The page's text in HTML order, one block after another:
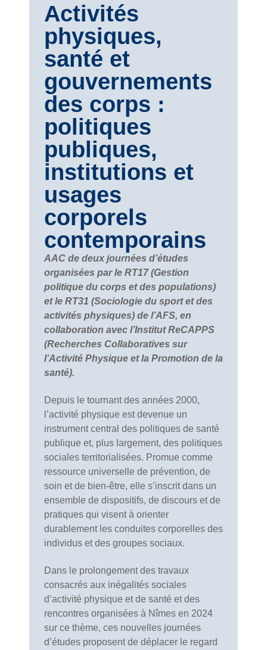
Activités
physiques,
santé et
gouvernements
des corps :
politiques
publiques,
institutions et
usages
corporels
contemporains
AAC de deux journées d’études
organisées par le RT17 (Gestion
politique du corps et des populations)
et le RT31 (Sociologie du sport et des
activités physiques) de l’AFS, en
collaboration avec l’Institut ReCAPPS
(Recherches Collaboratives sur
l’Activité Physique et la Promotion de la
santé).
Depuis le tournant des années 2000,
l’activité physique est devenue un
instrument central des politiques de santé
publique et, plus largement, des politiques
sociales territorialisées. Promue comme
ressource universelle de prévention, de
soin et de bien-être, elle s’inscrit dans un
ensemble de dispositifs, de discours et de
pratiques qui visent à orienter
durablement les conduites corporelles des
individus et des groupes sociaux.
Dans le prolongement des travaux
consacrés aux inégalités sociales
d’activité physique et de santé et des
rencontres organisées à Nîmes en 2024
sur ce thème, ces nouvelles journées
d’études proposent de déplacer le regard